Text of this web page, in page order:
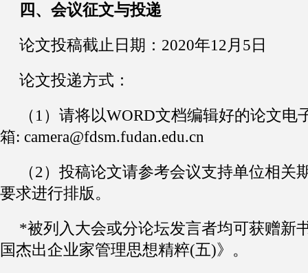
四 、 会议征文与投递
论文投稿截止日期 ：2020年12 月 5 日
论文投递方式 ：
（1） 请将以WORD文档编辑好的论文电
箱: camera@fdsm.fudan.edu.cn
（2） 投稿论文请参考会议支持单位相关
要求进行排版。
*被列入大会或分论坛发言者均可获赠新
国杰出企业家管理思想精粹(五)》。